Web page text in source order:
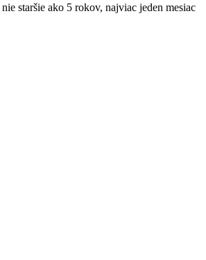
staršie ako 5 rokov, najviac jeden mesiac